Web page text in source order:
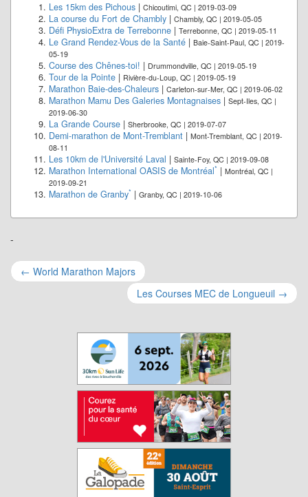
Les 15km des Pichous | Chicoutimi, QC | 2019-03-09
La course du Fort de Chambly | Chambly, QC | 2019-05-05
Défi PhysioExtra de Terrebonne | Terrebonne, QC | 2019-05-11
Le Grand Rendez-Vous de la Santé | Baie-Saint-Paul, QC | 2019-
05-19
Course des Chênes-toi! | Drummondville, QC | 2019-05-19
Tour de la Pointe | Rivière-du-Loup, QC | 2019-05-19
Marathon Baie-des-Chaleurs | Carleton-sur-Mer, QC | 2019-06-02
Marathon Mamu Des Galeries Montagnaises | Sept-Iles, QC |
2019-06-30
La Grande Course | Sherbrooke, QC | 2019-07-07
Demi-marathon de Mont-Tremblant | Mont-Tremblant, QC | 2019-
08-11
Les 10km de l'Université Laval | Sainte-Foy, QC | 2019-09-08
Marathon International OASIS de Montréal* | Montréal, QC |
2019-09-21
Marathon de Granby* | Granby, QC | 2019-10-06
-
Navigation
← World Marathon Majors
Les Courses MEC de Longueuil →